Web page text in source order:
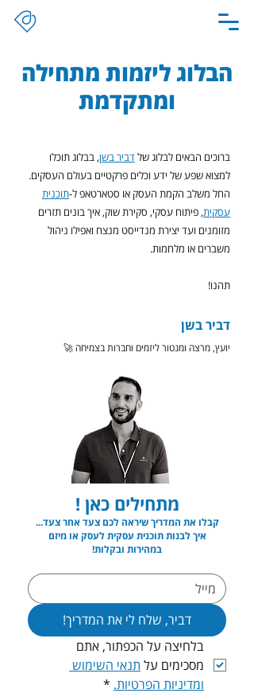
הבלוג ליזמות מתחילה
ומתקדמת
ברוכים הבאים לבלוג שלדביר בשן, בבלוג תוכלו
למצוא שפע של ידע וכלים פרקטיים בעולם העסקים.
החל משלב הקמת העסק או סטארטאפ ל-תוכנית
עסקית, פיתוח עסקי, סקירת שוק, איך בונים תזרים
מזומנים ועד יצירת מנדייסט מנצח ואפילו ניהול
משברים או מלחמות.
תהנו!
דביר בשן
יועץ, מרצה ומנטור ליזמים וחברות בצמיחה 🚀
מתחילים כאן !
קבלו את המדריך שיראה לכם צעד אחר צעד...
איך לבנות תוכנית עסקית לעסק או מיזם
במהירות ובקלות!
דביר, שלח לי את המדריך!
מסכימים על
ומדיניות הפרטיות. *